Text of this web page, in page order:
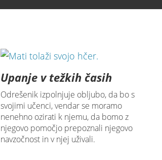
Upanje v težkih časih
Odrešenik izpolnjuje obljubo, da bo s
svojimi učenci, vendar se moramo
nenehno ozirati k njemu, da bomo z
njegovo pomočjo prepoznali njegovo
navzočnost in v njej uživali.